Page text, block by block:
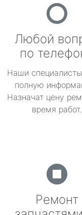
Любой
по
Наши
полную
Назначат цену
время работ.
Ремонт